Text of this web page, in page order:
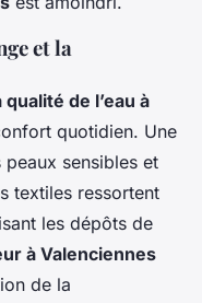
et la
de l’eau à
quotidien. Une
sensibles et
textiles ressortent
les dépôts de
à Valenciennes
de la